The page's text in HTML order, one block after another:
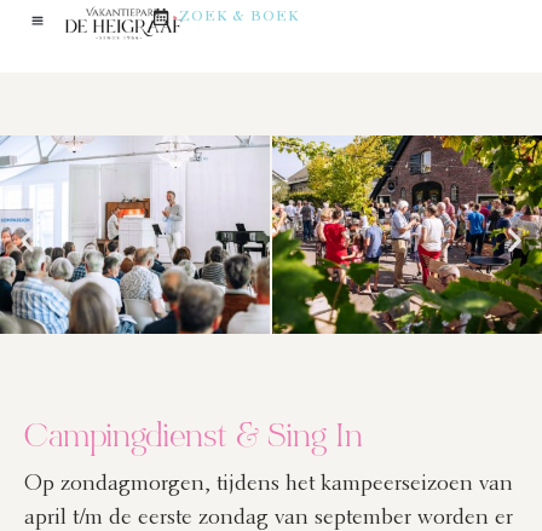
ZOEK & BOEK
Campingdienst & Sing In
Op zondagmorgen, tijdens het kampeerseizoen van
april t/m de eerste zondag van september worden er